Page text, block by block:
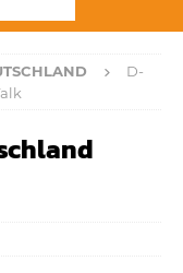
D-